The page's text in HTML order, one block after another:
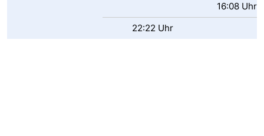
16:08 Uhr
22:22 Uhr